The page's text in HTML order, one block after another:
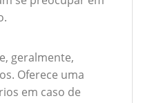
geralmente,
Oferece uma
em caso de